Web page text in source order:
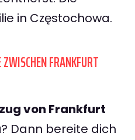
in Częstochowa.
FRANKFURT
von Frankfurt
? Dann bereite dich